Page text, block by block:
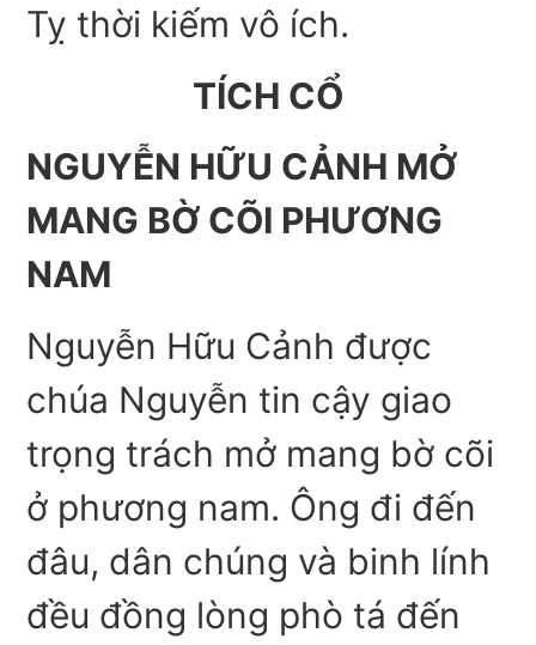
Tỵ thời kiếm vô ích.
TÍCH CỔ
NGUYỄN HỮU CẢNH MỞ
MANG BỜ CÕI PHƯƠNG
NAM
Nguyễn Hữu Cảnh được
chúa Nguyễn tin cậy giao
trọng trách mở mang bờ cõi
ở phương nam. Ông đi đến
đâu, dân chúng và binh lính
đều đồng lòng phò tá đến